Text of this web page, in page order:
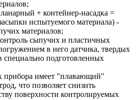
+ контейнер-насадка =
испытуемого материала) -
материалов;
сыпучих и пластичных
в него датчика, твердых
специально подготовленных
прибора имеет "плавающий"
что позволяет снизить
поверхности контролируемых